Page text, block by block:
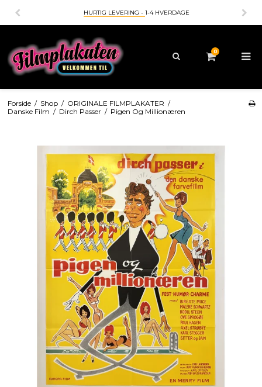
BETALING MED- KORT - MOBILEPAY - APPLEPAY -
0
Forside / Shop / ORIGINALE FILMPLAKATER /
Danske Film / Dirch Passer / Pigen Og Millionæren